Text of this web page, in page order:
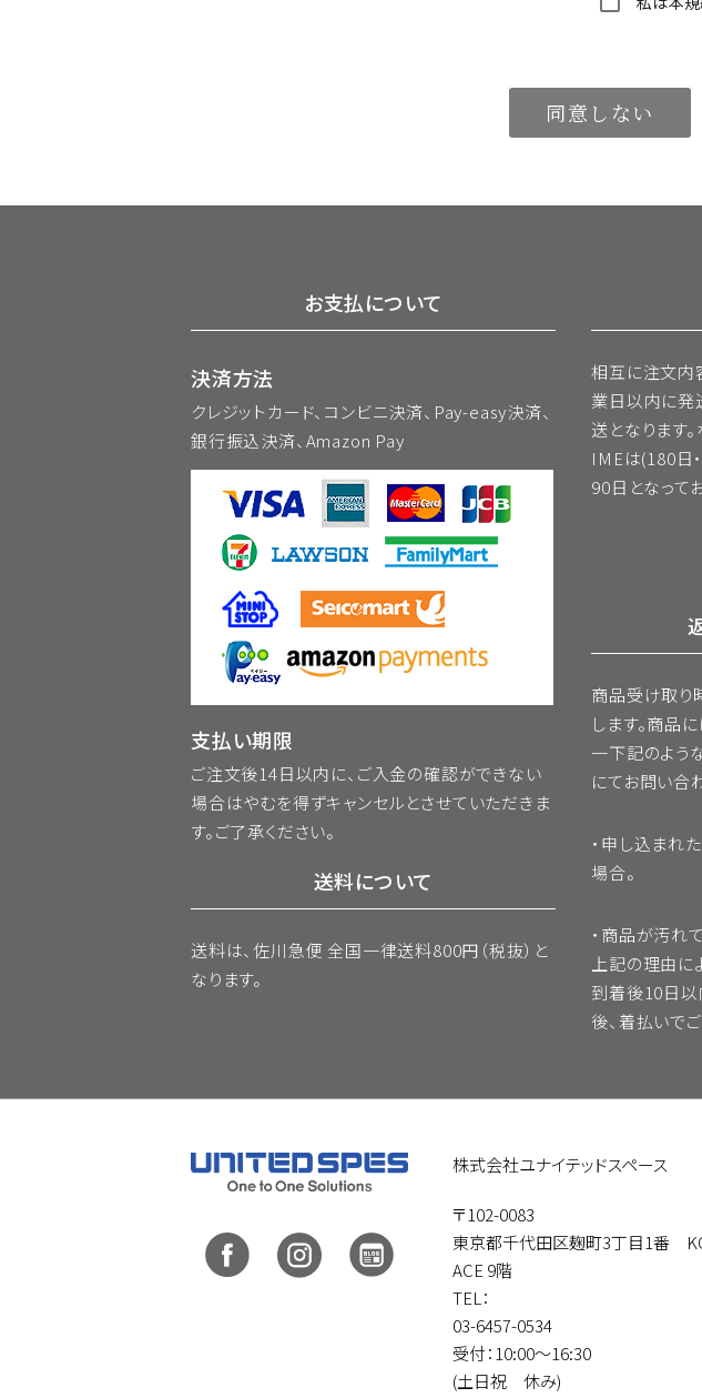
(2)パスワードは、他人に知られることがないよう定期的に変
(3)パスワードを用いて当社に対して行われた意思表示は、
2. 変更登録がなされなかったことにより生じた損害について
第4条 (退会)
会員が退会を希望する場合には、会員本人が退会手続きを行
第5条 (会員資格の喪失及び賠償義務)
1. 会員が、会員資格取得申込の際に虚偽の申告をしたとき
当と認める事由があるときは、当社は、会員資格を取り消すこ
2. 会員が、以下の各号に定める行為をしたときは、これによ
(1)会員番号、パスワードを不正に使用すること
(2)当ホームページにアクセスして情報を改ざんしたり、当ホ
営業を妨害すること
(3)当社が扱う商品の知的所有権を侵害する行為をすること
(4)その他、この利用規約に反する行為をすること
第6条 (会員情報の取扱い)
1. 当社は、原則として会員情報を会員の事前の同意なく第三
の事前の同意なく、当社は会員情報その他のお客様情報を開
2. 会員情報につきましては、当社の「プライバシーポリシー(
る目的のために、当社おいて利用することができるものとしま
提供を希望しない場合は、当社所定の方法に従い、その旨を
な情報提供につきましては、会員の希望により停止をすること
4. 会員様の情報はカタログの発送業務、お支払業務など業
第7条 (禁止事項)
本サービスの利用に際して、会員に対し次の各号の行為を行う
同意しない
お支払について
決済方法
クレジットカード、コンビニ決済、Pay-easy決済、
銀行振込決済、Amazon Pay
支払い期限
ご注文後14日以内に、ご入金の確認ができない
場合はやむを得ずキャンセルとさせていただきま
す。ご了承ください。
送料について
送料は、佐川急便 全国一律送料800円（税抜）と
なります。
相互に注文内
業日以内に発
送となります。
IMEは(180日
90日となって
商品受け取り
します。商品
一下記のよう
にてお問い合
・申し込まれ
場合。
・商品が汚れ
上記の理由に
到着後10日
後、着払いで
株式会社ユナイテッドスペース
〒102-0083
東京都千代田区麹町3丁目1番
ACE 9階
TEL：
03-6457-0534
受付：10:00～16:30
(土日祝 休み)